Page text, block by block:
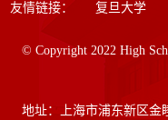
友情链接： 复旦大学
© Copyright 2022 High
地址：上海市浦东新区